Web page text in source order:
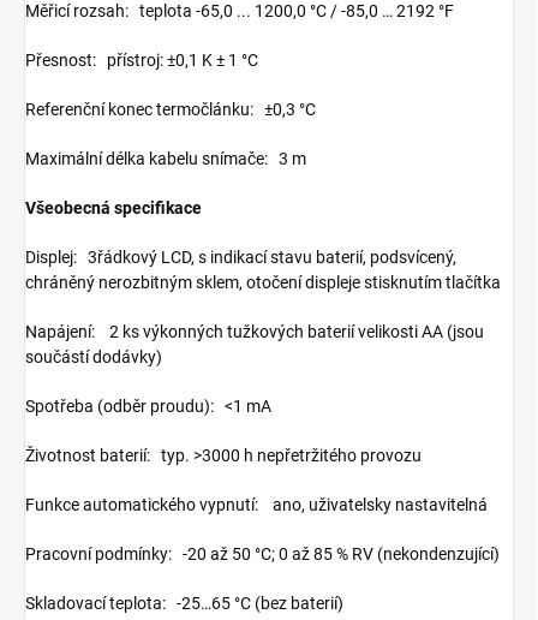
Měřicí rozsah: teplota -65,0 ... 1200,0 °C / -85,0 … 2192 °F
Přesnost: přístroj: ±0,1 K ± 1 °C
Referenční konec termočlánku: ±0,3 °C
Maximální délka kabelu snímače: 3 m
Všeobecná specifikace
Displej: 3řádkový LCD, s indikací stavu baterií, podsvícený,
chráněný nerozbitným sklem, otočení displeje stisknutím tlačítka
Napájení: 2 ks výkonných tužkových baterií velikosti AA (jsou
součástí dodávky)
Spotřeba (odběr proudu): <1 mA
Životnost baterií: typ. >3000 h nepřetržitého provozu
Funkce automatického vypnutí: ano, uživatelsky nastavitelná
Pracovní podmínky: -20 až 50 °C; 0 až 85 % RV (nekondenzující)
Skladovací teplota: -25…65 °C (bez baterií)